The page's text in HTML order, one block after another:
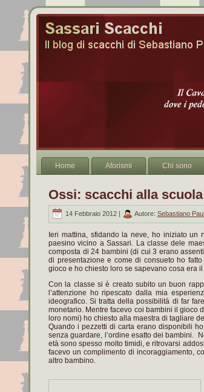
Home Aforismi Chi sono
Ossi: scacchi alla scuola
14 Febbraio 2012 | Autore: Sebastiano
Ieri mattina, sfidando la neve, ho iniziato un
paesino vicino a Sassari. La classe dele
composta di 24 bambini (di cui 3 erano
di presentazione e come di consueto ho
gioco e ho chiesto loro se sapevano cosa era
Con la classe si è creato subito un buon
l’attenzione ho ripescato dalla mia
ideografico. Si tratta della possibilità di far
monetario. Mentre facevo coi bambini il gioco
loro nomi) ho chiesto alla maestra di tagliare
Quando i pezzetti di carta erano disponibili
senza guardare, l’ordine esatto dei bambini.
età sono spesso molto timidi, e ritrovarsi
facevo un complimento di incoraggiamento,
altro bambino.